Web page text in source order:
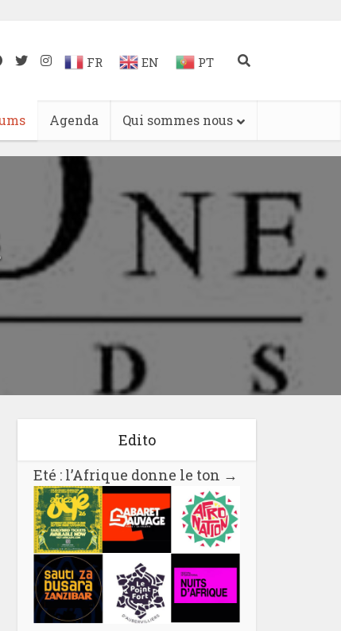
FR EN PT
Agenda Qui sommes nous
Edito
Eté : l’Afrique donne le ton →